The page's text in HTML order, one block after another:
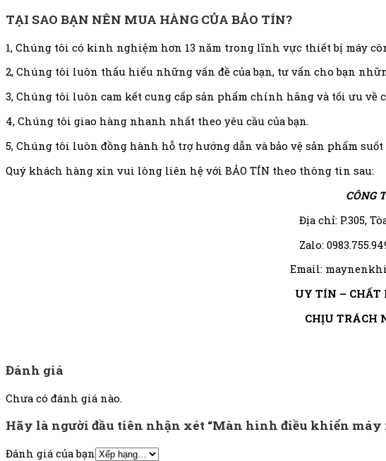
TẠI SAO BẠN NÊN MUA HÀNG CỦA BẢO TÍN?
1, Chúng tôi có kinh nghiệm hơn 13 năm trong lĩnh vực thiết bị máy
2, Chúng tôi luôn thấu hiểu những vấn đề của bạn, tư vấn cho bạn
3, Chúng tôi luôn cam kết cung cấp sản phẩm chính hãng và tối ưu về
4, Chúng tôi giao hàng nhanh nhất theo yêu cầu của bạn.
5, Chúng tôi luôn đồng hành hỗ trợ hướng dẫn và bảo vệ sản phẩm
Quý khách hàng xin vui lòng liên hệ với BẢO TÍN theo thông tin sau:
CÔNG
Địa chỉ: P.305,
Zalo:
Email:
UY TÍN – CHẤT
CHỊU TRÁCH
Đánh giá
Chưa có đánh giá nào.
Hãy là người đầu tiên nhận xét “Màn hình điều khiển máy
Đánh giá của bạn